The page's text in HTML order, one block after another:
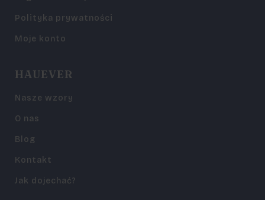
Polityka prywatności
Moje konto
HAUEVER
Nasze wzory
O nas
Blog
Kontakt
Jak dojechać?